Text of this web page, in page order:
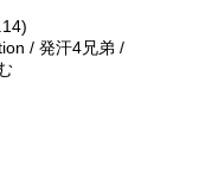
/ 発汗4兄弟 /